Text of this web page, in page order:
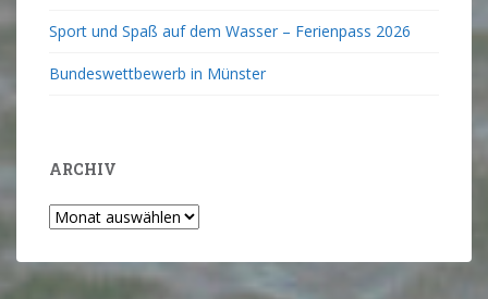
Sport und Spaß auf dem Wasser – Ferienpass 2026
Bundeswettbewerb in Münster
ARCHIV